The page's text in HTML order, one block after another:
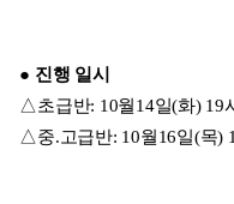
● 진행 일시
△초급반: 10월14일(화) 19
△중.고급반: 10월16일(목)